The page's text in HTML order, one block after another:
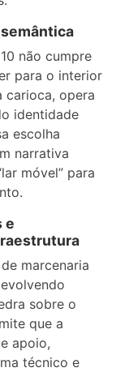
não cumpre
para o interior
carioca, opera
identidade
escolha
narrativa
móvel” para
e
marcenaria
sobre o
que a
apoio,
técnico e